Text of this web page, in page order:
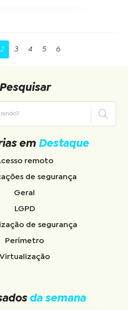
2 3 4 5 6
Pesquisar
em Destaque
remoto
de segurança
Geral
LGPD
de segurança
Perímetro
Virtualização
da semana